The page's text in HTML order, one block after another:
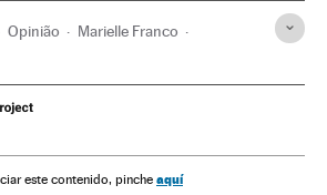
Opinião Marielle Franco
do Crime
América do Sul América Latina
este contenido, pinche aquí